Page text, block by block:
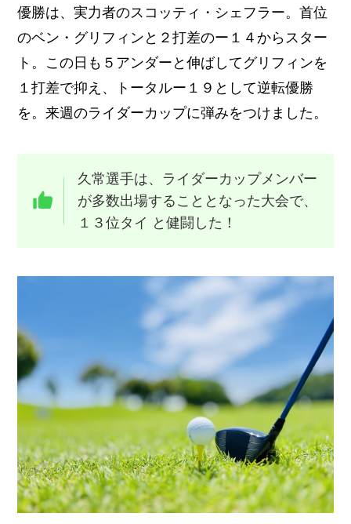
優勝は、実力者のスコッティ・シェフラー。首位
のベン・グリフィンと２打差のー１４からスター
ト。この日も５アンダーと伸ばしてグリフィンを
１打差で抑え、トータルー１９として逆転優勝
を。来週のライダーカップに弾みをつけました。
久常選手は、ライダーカップメンバー
が多数出場することとなった大会で、
１３位タイ と健闘した！